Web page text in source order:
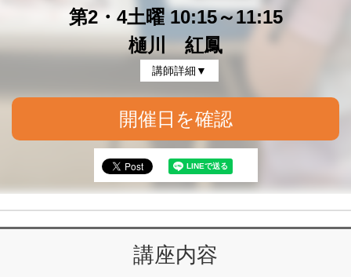
第2・4土曜 10:15～11:15
樋川 紅鳳
講師詳細▼
開催日を確認
講座内容